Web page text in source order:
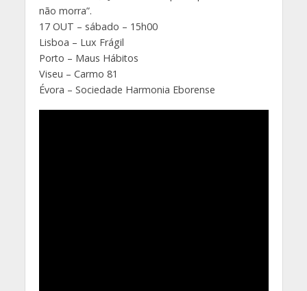
não morra”.
17 OUT – sábado – 15h00
Lisboa – Lux Frágil
Porto – Maus Hábitos
Viseu – Carmo 81
Évora – Sociedade Harmonia Eborense